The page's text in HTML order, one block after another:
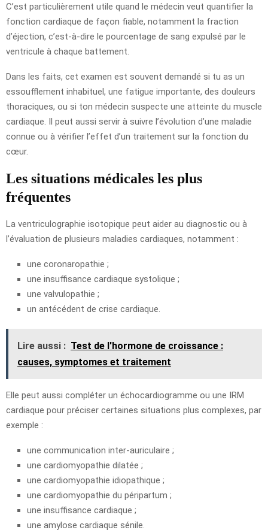
C’est particulièrement utile quand le médecin veut quantifier la
fonction cardiaque de façon fiable, notamment la fraction
d’éjection, c’est-à-dire le pourcentage de sang expulsé par le
ventricule à chaque battement.
Dans les faits, cet examen est souvent demandé si tu as un
essoufflement inhabituel, une fatigue importante, des douleurs
thoraciques, ou si ton médecin suspecte une atteinte du muscle
cardiaque. Il peut aussi servir à suivre l’évolution d’une maladie
connue ou à vérifier l’effet d’un traitement sur la fonction du
cœur.
Les situations médicales les plus
fréquentes
La ventriculographie isotopique peut aider au diagnostic ou à
l’évaluation de plusieurs maladies cardiaques, notamment :
une coronaropathie ;
une insuffisance cardiaque systolique ;
une valvulopathie ;
un antécédent de crise cardiaque.
Lire aussi : Test de l'hormone de croissance :
causes, symptomes et traitement
Elle peut aussi compléter un échocardiogramme ou une IRM
cardiaque pour préciser certaines situations plus complexes, par
exemple :
une communication inter-auriculaire ;
une cardiomyopathie dilatée ;
une cardiomyopathie idiopathique ;
une cardiomyopathie du péripartum ;
une insuffisance cardiaque ;
une amylose cardiaque sénile.